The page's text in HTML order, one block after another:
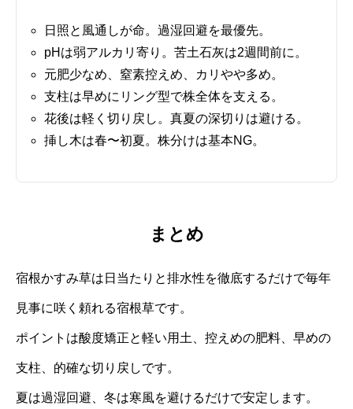
日照と風通しが命。過湿回避を最優先。
pHは弱アルカリ寄り。苦土石灰は2週間前に。
元肥少なめ、窒素控えめ、カリやや多め。
支柱は早めにリング型で株全体を支える。
花後は軽く切り戻し。真夏の深切りは避ける。
挿し木は春〜初夏。株分けは基本NG。
まとめ
宿根かすみ草は日当たりと排水性を徹底するだけで毎年
見事に咲く頼れる宿根草です。
ポイントは酸度矯正と軽い用土、控えめの肥料、早めの
支柱、的確な切り戻しです。
夏は過湿回避、冬は寒風を避けるだけで安定します。